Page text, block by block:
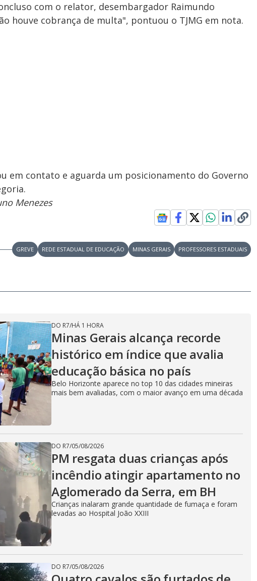
com o relator, desembargador Raimundo
houve cobrança de multa", pontuou o TJMG em nota.
em contato e aguarda um posicionamento do Governo
Menezes
GREVE REDE ESTADUAL DE EDUCAÇÃO MINAS GERAIS PROFESSORES ESTADUAIS
DO R7/HÁ 1 HORA
Minas Gerais alcança recorde
histórico em índice que avalia
educação básica no país
Belo Horizonte aparece no top 10 das cidades mineiras
mais bem avaliadas, com o maior avanço em uma década
DO R7/05/08/2026
PM resgata duas crianças após
incêndio atingir apartamento no
Aglomerado da Serra, em BH
Crianças inalaram grande quantidade de fumaça e foram
levadas ao Hospital João XXIII
DO R7/05/08/2026